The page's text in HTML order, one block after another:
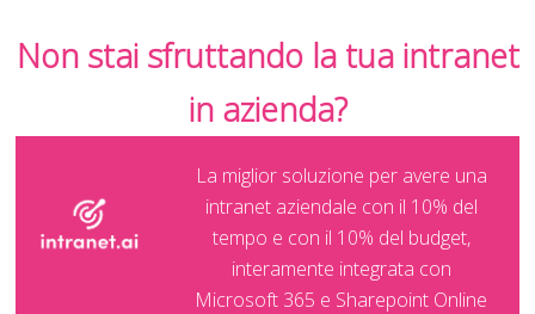
Non stai sfruttando la tua intranet
in azienda?
La miglior soluzione per avere una
intranet aziendale con il 10% del
tempo e con il 10% del budget,
interamente integrata con
Microsoft 365 e Sharepoint Online